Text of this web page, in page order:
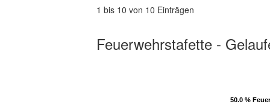
1 bis 10 von 10 Einträgen
Feuerwehrstafette -
50.0 %
50.0 %